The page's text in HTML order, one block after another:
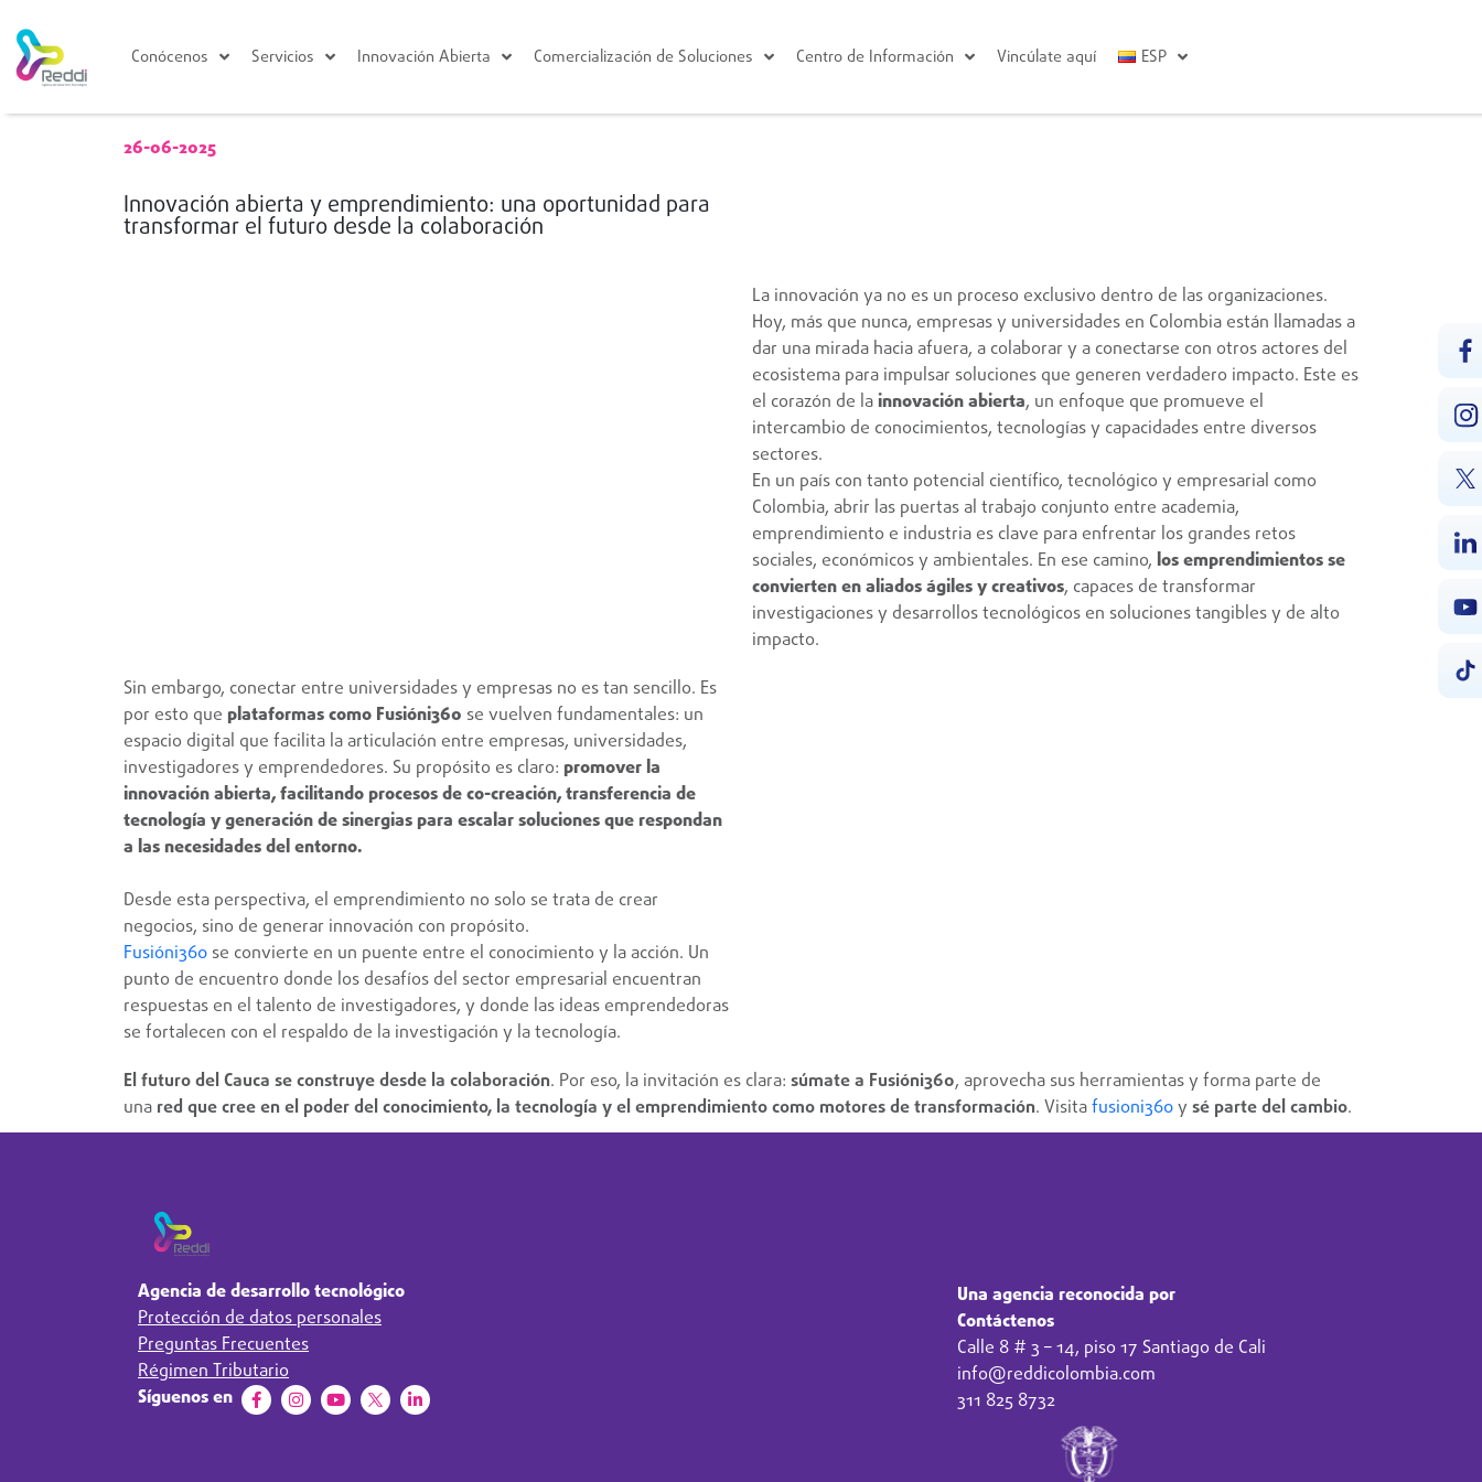
Conócenos Servicios Innovación Abierta Comercialización de Soluciones Centro de Información Vincúlate aquí ESP
26-06-2025
Innovación abierta y emprendimiento: una oportunidad para
transformar el futuro desde la colaboración
La innovación ya no es un proceso exclusivo dentro de las organizaciones.
Hoy, más que nunca, empresas y universidades en Colombia están llamadas a
dar una mirada hacia afuera, a colaborar y a conectarse con otros actores del
ecosistema para impulsar soluciones que generen verdadero impacto. Este es
el corazón de lainnovación abierta, un enfoque que promueve el
intercambio de conocimientos, tecnologías y capacidades entre diversos
sectores.
En un país con tanto potencial científico, tecnológico y empresarial como
Colombia, abrir las puertas al trabajo conjunto entre academia,
emprendimiento e industria es clave para enfrentar los grandes retos
sociales, económicos y ambientales. En ese camino, los emprendimientos se
convierten en aliados ágiles y creativos, capaces de transformar
investigaciones y desarrollos tecnológicos en soluciones tangibles y de alto
impacto.
Sin embargo, conectar entre universidades y empresas no es tan sencillo. Es
por esto que plataformas como Fusióni360 se vuelven fundamentales: un
espacio digital que facilita la articulación entre empresas, universidades,
investigadores y emprendedores. Su propósito es claro: promover la
innovación abierta, facilitando procesos de co-creación, transferencia de
tecnología y generación de sinergias para escalar soluciones que respondan
a las necesidades del entorno.
Desde esta perspectiva, el emprendimiento no solo se trata de crear
negocios, sino de generar innovación con propósito.
Fusióni360 se convierte en un puente entre el conocimiento y la acción. Un
punto de encuentro donde los desafíos del sector empresarial encuentran
respuestas en el talento de investigadores, y donde las ideas emprendedoras
se fortalecen con el respaldo de la investigación y la tecnología.
El futuro del Cauca se construye desde la colaboración. Por eso, la invitación es clara: súmate a Fusióni360, aprovecha sus herramientas y forma parte de
una red que cree en el poder del conocimiento, la tecnología y el emprendimiento como motores de transformación. Visitafusioni360y sé parte del cambio.
Agencia de desarrollo tecnológico
Protección de datos personales
Preguntas Frecuentes
Régimen Tributario
Síguenos en
Una agencia reconocida por
Contáctenos
Calle 8 # 3 – 14, piso 17 Santiago de Cali
info@reddicolombia.com
311 825 8732